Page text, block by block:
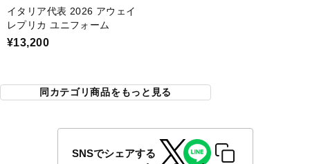
イタリア代表 2026 アウェイ
レプリカ ユニフォーム
¥13,200
同カテゴリ商品をもっと見る
SNSでシェアする